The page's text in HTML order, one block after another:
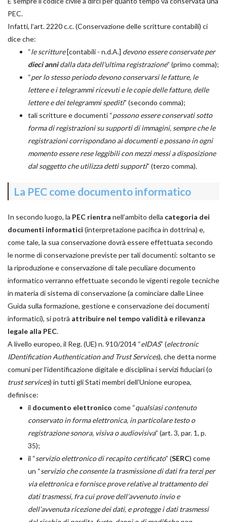
PEC.
Infatti, l’art. 2220 c.c. (Conservazione delle scritture contabili) ci
dice che:
“le scritture[contabili - n.d.A.] devono essere conservate per
dieci annidalla data dell'ultima registrazione” (primo comma);
“per lo stesso periodo devono conservarsi le fatture, le
lettere e i telegrammi ricevuti e le copie delle fatture, delle
lettere e dei telegrammi spediti” (secondo comma);
tali scritture e documenti “possono essere conservati sotto
forma di registrazioni su supporti di immagini, sempre che le
registrazioni corrispondano ai documenti e possano in ogni
momento essere rese leggibili con mezzi messi a disposizione
dal soggetto che utilizza detti supporti” (terzo comma).
La PEC come documento informatico
In secondo luogo, la PEC rientra nell’ambito della categoria dei
documenti informatici (interpretazione pacifica in dottrina) e,
come tale, la sua conservazione dovrà essere effettuata secondo
le norme di conservazione previste per tali documenti: soltanto se
la riproduzione e conservazione di tale peculiare documento
informatico verranno effettuate secondo le vigenti regole tecniche
in materia di sistema di conservazione (a cominciare dalle Linee
Guida sulla formazione, gestione e conservazione dei documenti
informatici), si potrà attribuire nel tempo validità e rilevanza
legale alla PEC.
A livello europeo, il Reg. (UE) n. 910/2014 “eIDAS” (electronic
IDentification Authentication and Trust Services), che detta norme
comuni per l’identificazione digitale e disciplina i servizi fiduciari (o
trust services) in tutti gli Stati membri dell’Unione europea,
definisce:
il documento elettronico come “qualsiasi contenuto
conservato in forma elettronica, in particolare testo o
registrazione sonora, visiva o audiovisiva” (art. 3, par. 1, p.
35);
il “servizio elettronico di recapito certificato” (SERC) come
un “servizio che consente la trasmissione di dati fra terzi per
via elettronica e fornisce prove relative al trattamento dei
dati trasmessi, fra cui prove dell’avvenuto invio e
dell’avvenuta ricezione dei dati, e protegge i dati trasmessi